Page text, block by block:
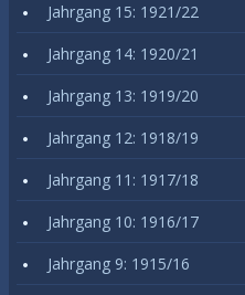
Jahrgang 15: 1921/22
Jahrgang 14: 1920/21
Jahrgang 13: 1919/20
Jahrgang 12: 1918/19
Jahrgang 11: 1917/18
Jahrgang 10: 1916/17
Jahrgang 9: 1915/16